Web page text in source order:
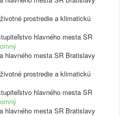
prostredie a klimatickú
hlavného mesta SR
hlavného mesta SR Bratislavy
prostredie a klimatickú
hlavného mesta SR
hlavného mesta SR Bratislavy